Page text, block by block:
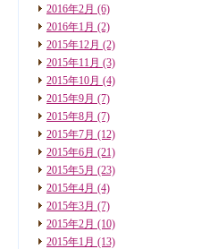
2016年2月 (6)
2016年1月 (2)
2015年12月 (2)
2015年11月 (3)
2015年10月 (4)
2015年9月 (7)
2015年8月 (7)
2015年7月 (12)
2015年6月 (21)
2015年5月 (23)
2015年4月 (4)
2015年3月 (7)
2015年2月 (10)
2015年1月 (13)